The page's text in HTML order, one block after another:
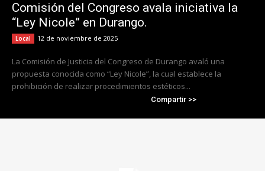
Comisión del Congreso avala iniciativa la
“Ley Nicole” en Durango.
Local 12 de noviembre de 2025
La Comisión de Justicia del Congreso de Durango avaló una
propuesta conocida como “Ley Nicole”, la cual establece la
prohibición de realizar procedimientos estéticos...
Compartir >>